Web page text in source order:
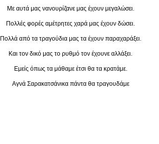
Με αυτά μας νανουρίζανε μας έχουν μεγαλώσει.
Πολλές φορές αμέτρητες χαρά μας έχουν δώσει.
Πολλά από τα τραγούδια μας τα έχουν παραχαράξει.
Και τον δικό μας το ρυθμό τον έχουνε αλλάξει.
Εμείς όπως τα μάθαμε έτσι θα τα κρατάμε.
Αγνά Σαρακατσάνικα πάντα θα τραγουδάμε